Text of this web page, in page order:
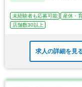
未経験者も応募可能 産休・
店舗数30以上
求人の詳細を見